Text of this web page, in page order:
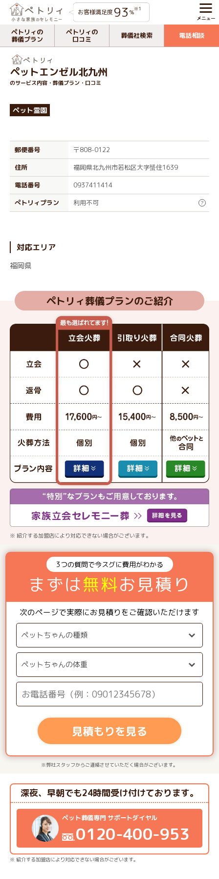
お客様満足度 93 %※1
ペトリィの
葬儀プラン
ペトリィの
口コミ
葬儀社検索 電話相談
ペットエンゼル北九州
のサービス内容・葬儀プラン・口コミ
ペット霊園
郵便番号
〒808-0122
住所
福岡県北九州市若松区大字蜑住1639
電話番号
0937411414
ぺトリィプラン
利用不可 ?
対応エリア
福岡県
ペトリィ葬儀プランのご紹介
※ 紹介する加盟店により対応できない場合がございます。
3つの質問で今スグに費用がわかる
まずは無料お見積り
次のページで実際にお見積りをご確認いただけます
見積もりを見る
※弊社スタッフからご連絡させていただく場合がございます。
ペット葬儀専門 サポートダイヤル
0120-400-953
深夜、早朝でも24時間受け付けております。
※ 紹介する加盟店により対応できない場合がございます。